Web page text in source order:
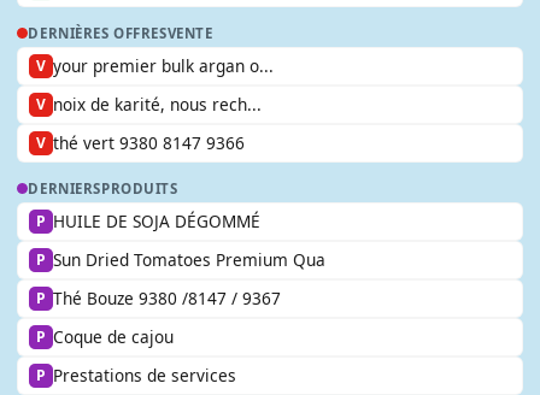
DERNIÈRES OFFRESVENTE
V your premier bulk argan o...
V noix de karité, nous rech...
V thé vert 9380 8147 9366
DERNIERSPRODUITS
P HUILE DE SOJA DÉGOMMÉ
P Sun Dried Tomatoes Premium Qua
P Thé Bouze 9380 /8147 / 9367
P Coque de cajou
P Prestations de services